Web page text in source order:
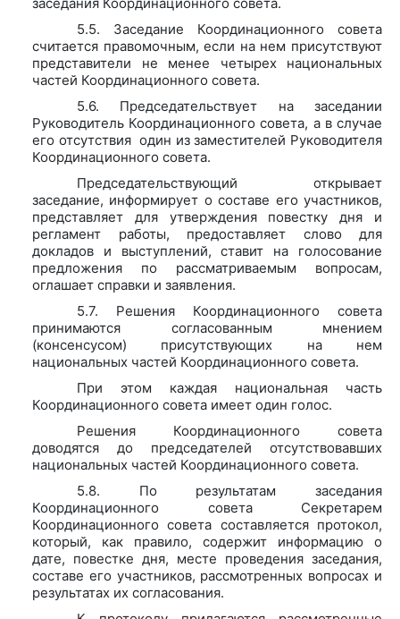
5.5. Заседание Координационного совета
считается правомочным, если на нем присутствуют
представители не менее четырех национальных
частей Координационного совета.
5.6. Председательствует на заседании
Руководитель Координационного совета, а в случае
его отсутствия один из заместителей Руководителя
Координационного совета.
Председательствующий открывает
заседание, информирует о составе его участников,
представляет для утверждения повестку дня и
регламент работы, предоставляет слово для
докладов и выступлений, ставит на голосование
предложения по рассматриваемым вопросам,
оглашает справки и заявления.
5.7. Решения Координационного совета
принимаются согласованным мнением
(консенсусом) присутствующих на нем
национальных частей Координационного совета.
При этом каждая национальная часть
Координационного совета имеет один голос.
Решения Координационного совета
доводятся до председателей отсутствовавших
национальных частей Координационного совета.
5.8. По результатам заседания
Координационного совета Секретарем
Координационного совета составляется протокол,
который, как правило, содержит информацию о
дате, повестке дня, месте проведения заседания,
составе его участников, рассмотренных вопросах и
результатах их согласования.